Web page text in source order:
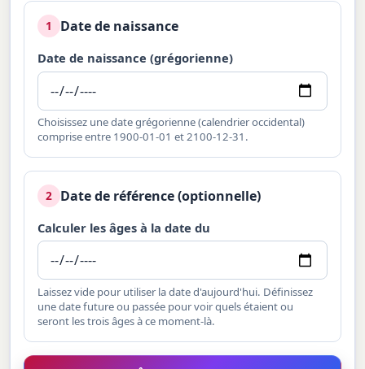
1 Date de naissance
Date de naissance (grégorienne)
Choisissez une date grégorienne (calendrier occidental)
comprise entre 1900-01-01 et 2100-12-31.
2 Date de référence (optionnelle)
Calculer les âges à la date du
Laissez vide pour utiliser la date d'aujourd'hui. Définissez
une date future ou passée pour voir quels étaient ou
seront les trois âges à ce moment-là.